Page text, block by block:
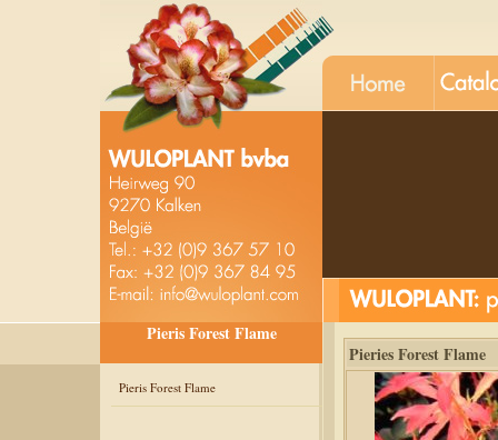
Pieris Forest Flame
Pieris Forest Flame
Pieries Forest Flame